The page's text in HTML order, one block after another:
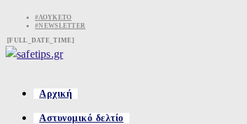
content
#ΛΟΥΚΈΤΟ
#NEWSLETTER
[FULL_DATE_TIME]
Αρχική
Αστυνομικό δελτίο